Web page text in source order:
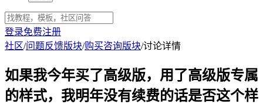
登录免费注册
社区/问题反馈版块/购买咨询版块/讨论详情
如果我今年买了高级版，用了高级版专属
的样式，我明年没有续费的话是否这个样